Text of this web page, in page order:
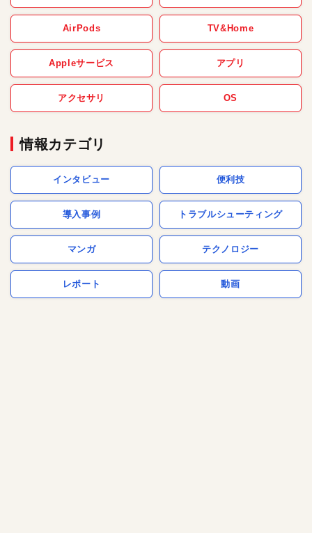
AirPods TV&Home
Appleサービス アプリ
アクセサリ OS
情報カテゴリ
インタビュー 便利技
導入事例 トラブルシューティング
マンガ テクノロジー
レポート 動画